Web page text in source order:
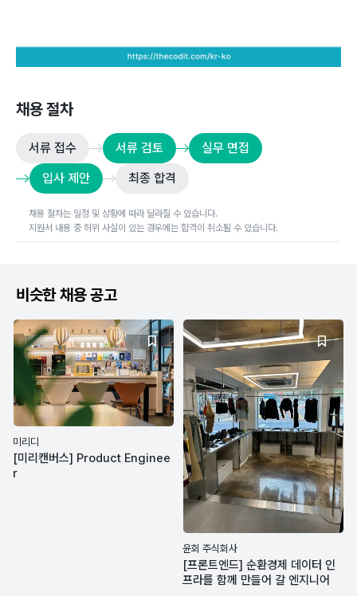
채용 절차
서류 접수 서류 검토
실무 면접
입사 제안
최종 합격
채용 절차는 일정 및 상황에 따라 달라질 수 있습니다.
지원서 내용 중 허위 사실이 있는 경우에는 합격이 취소될 수 있습니다.
비슷한 채용 공고
미리디
[미리캔버스] Product Enginee
r
윤회 주식회사
[프론트엔드] 순환경제 데이터 인
프라를 함께 만들어 갈 엔지니어